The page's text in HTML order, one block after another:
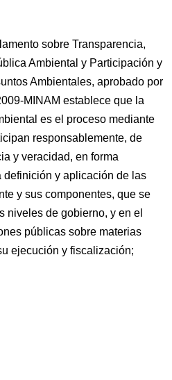
sobre Transparencia,
Ambiental y Participación y
Ambientales, aprobado por
MINAM establece que la
es el proceso mediante
responsablemente, de
y veracidad, en forma
y aplicación de las
y sus componentes, que se
niveles de gobierno, y en el
públicas sobre materias
ejecución y fiscalización;